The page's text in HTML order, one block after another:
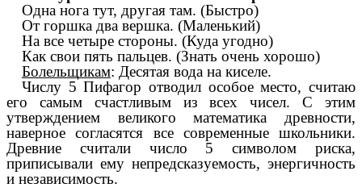
Одна нога тут, другая там. (Быстро)
От горшка два вершка. (Маленький)
На все четыре стороны. (Куда угодно)
Как свои пять пальцев. (Знать очень хорошо)
Болельщикам: Десятая вода на киселе.
Числу 5 Пифагор отводил особое место, считаю
его самым счастливым из всех чисел. С этим
утверждением великого математика древности,
наверное согласятся все современные школьники.
Древние считали число 5 символом риска,
приписывали ему непредсказуемость, энергичность
и независимость.